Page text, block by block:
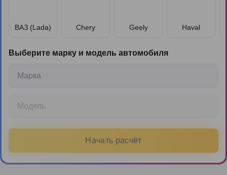
ВАЗ (Lada) Chery Geely Haval
Выберите марку и модель автомобиля
Марка
Модель
Начать расчёт